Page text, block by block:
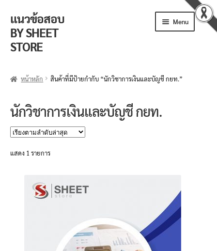
Skip
to
navigation
Skip
to
content
แนวข้อสอบ
BY SHEET
STORE
Menu
วิธีการสั่งซื้อ
แจ้งชำระเงิน
ติดตามพัสดุ
นโยบายคืนสินค้าและการจัดส่ง​
หน้าหลัก สินค้าที่มีป้ายกำกับ “นักวิชาการเงินและบัญชี กยท.”
นักวิชาการเงินและบัญชี กยท.
แสดง 1 รายการ